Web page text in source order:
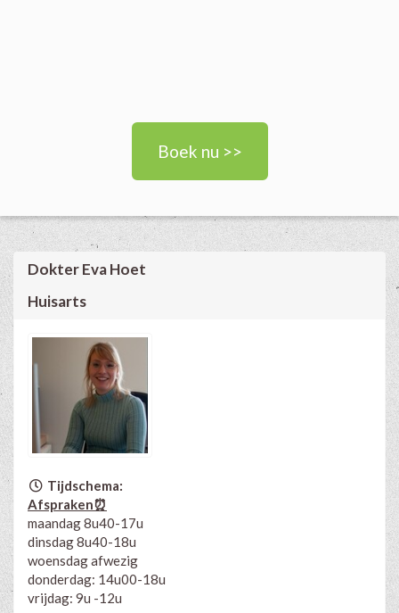
Boek nu >>
Dokter Eva Hoet
Huisarts
Tijdschema:
Afspraken⏰
maandag 8u40-17u
dinsdag 8u40-18u
woensdag afwezig
donderdag: 14u00-18u
vrijdag: 9u -12u